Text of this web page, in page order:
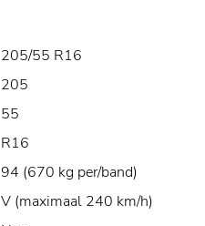
205/55 R16
205
55
R16
94 (670 kg per/band)
V (maximaal 240 km/h)